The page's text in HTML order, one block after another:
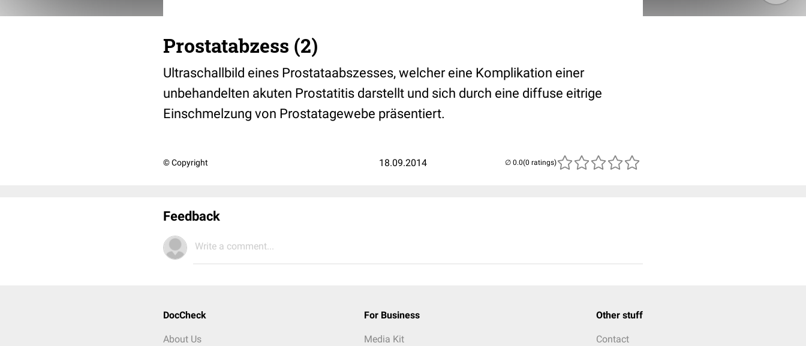
Prostatabzess (2)
Ultraschallbild eines Prostataabszesses, welcher eine Komplikation einer
unbehandelten akuten Prostatitis darstellt und sich durch eine diffuse eitrige
Einschmelzung von Prostatagewebe präsentiert.
© Copyright 18.09.2014 (0 ratings)
Feedback
Write a comment...
DocCheck
About Us
For Business
Media Kit
Other stuff
Contact